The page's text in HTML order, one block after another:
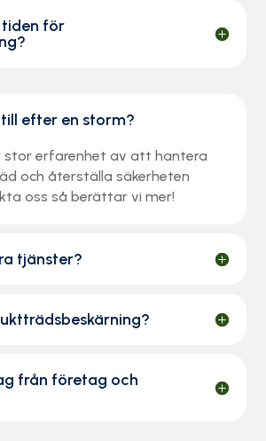
för
efter en storm?
stor erfarenhet av att hantera
och återställa säkerheten
oss så berättar vi mer!
tjänster?
från företag och